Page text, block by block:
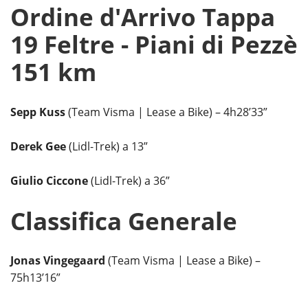
Ordine d'Arrivo Tappa
19 Feltre - Piani di Pezzè
151 km
Sepp Kuss(Team Visma | Lease a Bike) – 4h28’33”
Derek Gee(Lidl-Trek) a 13”
Giulio Ciccone(Lidl-Trek) a 36”
Classifica Generale
Jonas Vingegaard (Team Visma | Lease a Bike) –
75h13’16”